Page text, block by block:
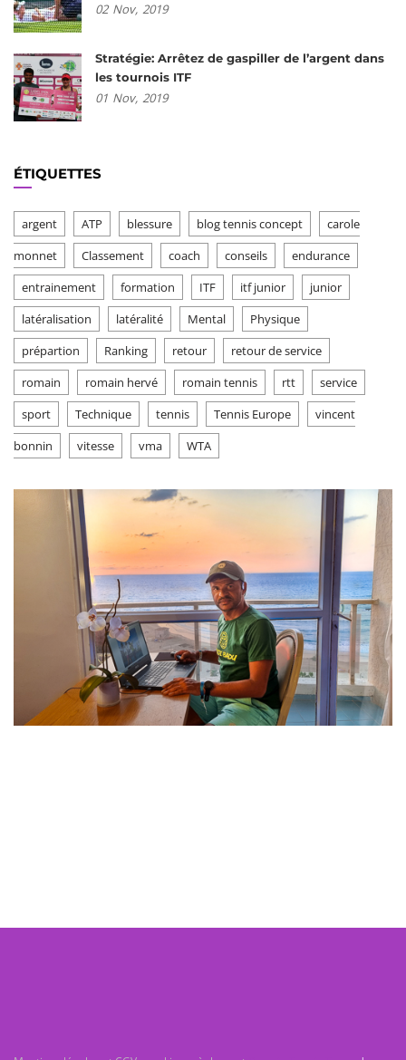
02 Nov, 2019
Stratégie: Arrêtez de gaspiller de l’argent dans
les tournois ITF
01 Nov, 2019
ÉTIQUETTES
argent ATP blessure blog tennis concept
carole
monnet
Classement coach conseils
endurance
entrainement
formation ITF itf junior
junior
latéralisation
latéralité Mental
Physique
prépartion
Ranking retour
retour de service
romain
romain hervé romain tennis rtt
service
sport
Technique tennis Tennis Europe
vincent
bonnin
vitesse vma WTA